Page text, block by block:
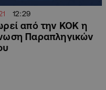
12:29
από την ΚΟΚ η
Παραπληγικών